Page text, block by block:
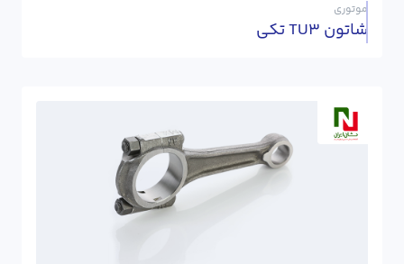
موتوری
شاتون TU3 تکی